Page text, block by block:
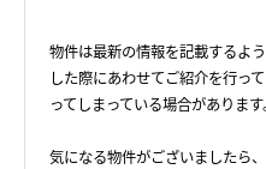
物件は最新の情報を記載するよ
した際にあわせてご紹介を行っ
ってしまっている場合があります
気になる物件がございましたら